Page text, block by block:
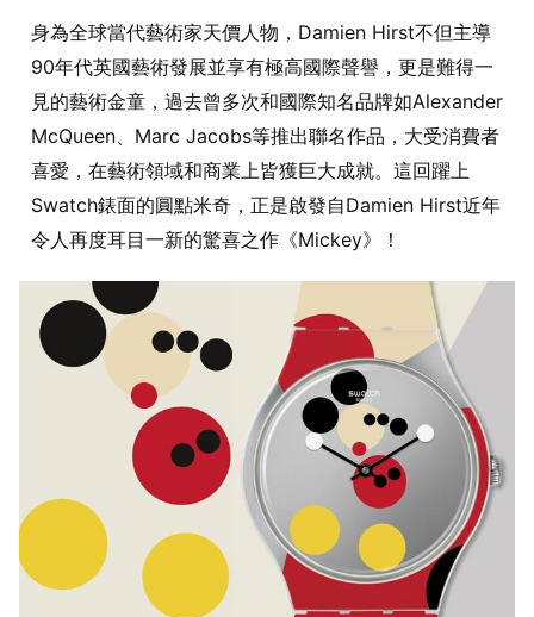
身為全球當代藝術家天價人物，Damien Hirst不但主導
90年代英國藝術發展並享有極高國際聲譽，更是難得一
見的藝術金童，過去曾多次和國際知名品牌如Alexander
McQueen、Marc Jacobs等推出聯名作品，大受消費者
喜愛，在藝術領域和商業上皆獲巨大成就。這回躍上
Swatch錶面的圓點米奇，正是啟發自Damien Hirst近年
令人再度耳目一新的驚喜之作《Mickey》！